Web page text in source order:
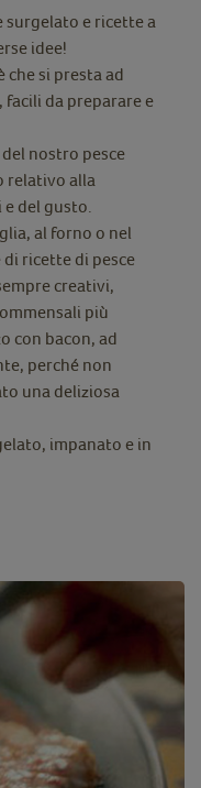
surgelato e ricette a
idee!
che si presta ad
da preparare e
nostro pesce
relativo alla
del gusto.
al forno o nel
ricette di pesce
creativi,
più
con bacon, ad
perché non
una deliziosa
impanato e in